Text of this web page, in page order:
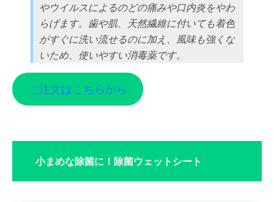
やウイルスによるのどの痛みや口内炎をやわ
らげます。歯や肌、天然繊維に付いても着色
がすぐに洗い流せるのに加え、風味も強くな
いため、使いやすい消毒薬です。
ご注文はこちらから
小まめな除菌に！除菌ウェットシート